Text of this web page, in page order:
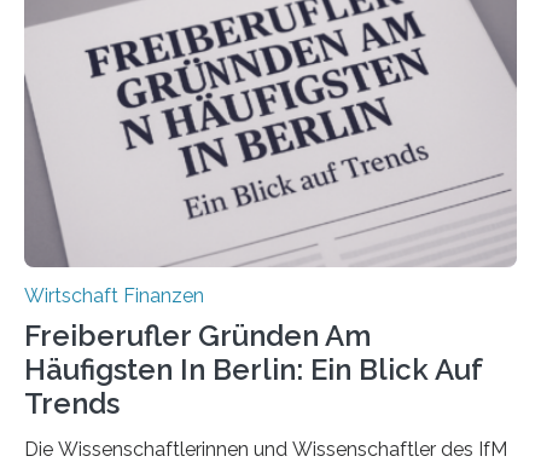
Antworten von 1.440 selbstständigen
Versicherungsvertreter*innen und -makler*innen. Ein
Ergebnis: Deutlich mehr als die Hälfte der Befragten ist
über 50 Jahre alt und wird in den nächsten Jahren eine
Nachfolgeregelung benötigen. Aber nur ein Drittel hat
bereits Regelungen…
Wirtschaft Finanzen
Freiberufler Gründen Am
Häufigsten In Berlin: Ein Blick Auf
Trends
Die Wissenschaftlerinnen und Wissenschaftler des IfM